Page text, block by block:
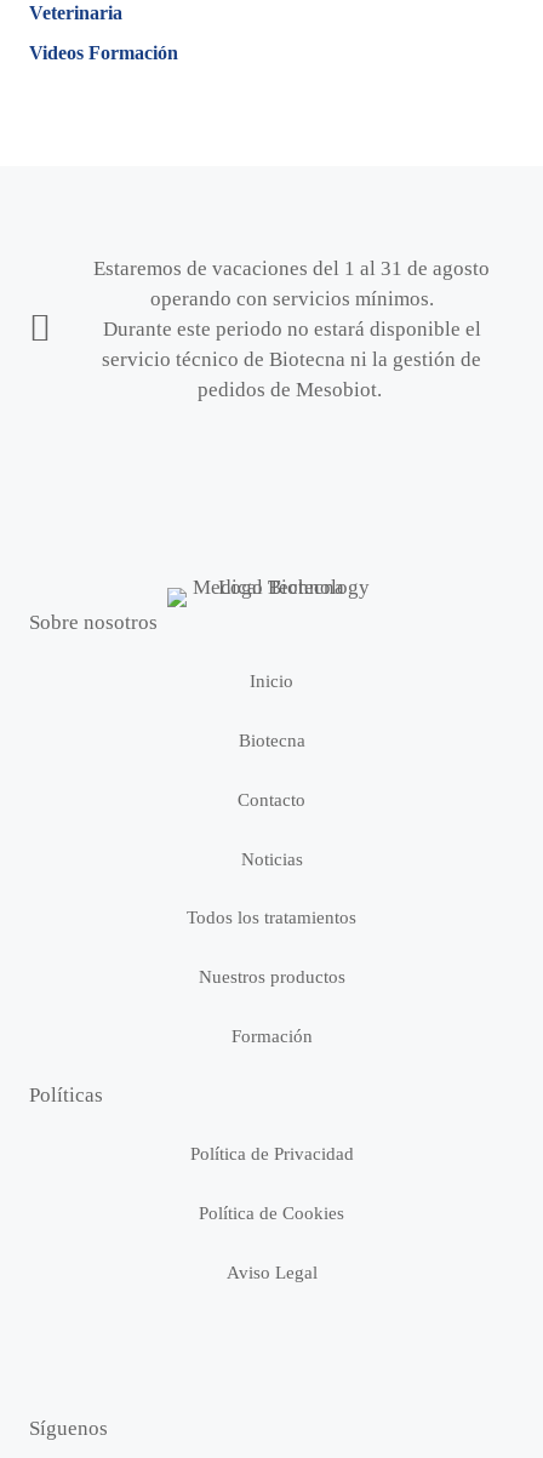
Veterinaria
Videos Formación
Estaremos de vacaciones del 1 al 31 de agosto
operando con servicios mínimos.
Durante este periodo no estará disponible el
servicio técnico de Biotecna ni la gestión de
pedidos de Mesobiot.
Sobre nosotros
Inicio
Biotecna
Contacto
Noticias
Todos los tratamientos
Nuestros productos
Formación
Políticas
Política de Privacidad
Política de Cookies
Aviso Legal
Síguenos